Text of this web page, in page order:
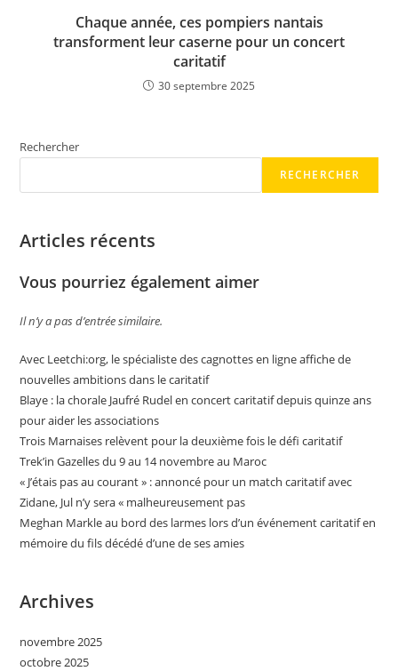
Chaque année, ces pompiers nantais
transforment leur caserne pour un concert
caritatif
30 septembre 2025
Rechercher
RECHERCHER
Articles récents
Vous pourriez également aimer
Il n’y a pas d’entrée similaire.
Avec Leetchi:org, le spécialiste des cagnottes en ligne affiche de
nouvelles ambitions dans le caritatif
Blaye : la chorale Jaufré Rudel en concert caritatif depuis quinze ans
pour aider les associations
Trois Marnaises relèvent pour la deuxième fois le défi caritatif
Trek’in Gazelles du 9 au 14 novembre au Maroc
« J’étais pas au courant » : annoncé pour un match caritatif avec
Zidane, Jul n’y sera « malheureusement pas
Meghan Markle au bord des larmes lors d’un événement caritatif en
mémoire du fils décédé d’une de ses amies
Archives
novembre 2025
octobre 2025